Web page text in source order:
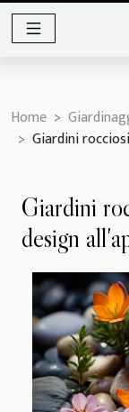
Home
Giardini
Giardini
design